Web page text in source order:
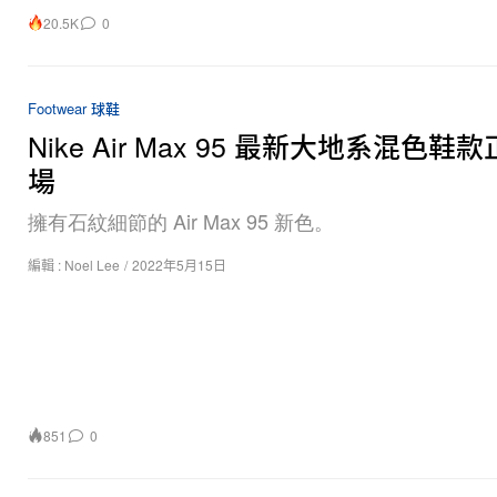
20.5K 0
Footwear 球鞋
Nike Air Max 95 最新大地系混色鞋款
場
擁有石紋細節的 Air Max 95 新色。
編輯 : Noel Lee / 2022年5月15日
851 0